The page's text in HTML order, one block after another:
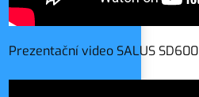
Prezentační video SALUS SD600